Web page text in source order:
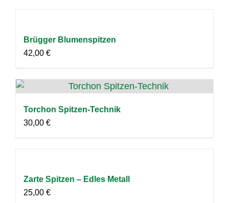
Brügger Blumenspitzen
42,00 €
Torchon Spitzen-Technik
30,00 €
Zarte Spitzen – Edles Metall
25,00 €